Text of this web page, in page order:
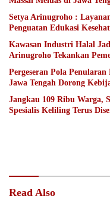
Setya Arinugroho :
Penguatan Edukasi
Kawasan Industri Halal
Arinugroho Tekankan
Pergeseran Pola
Jawa Tengah Dorong
Jangkau 109 Ribu Warga,
Spesialis Keliling Terus
Read Also